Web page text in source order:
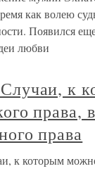
как волею
Появился
любви
к
права
к которым